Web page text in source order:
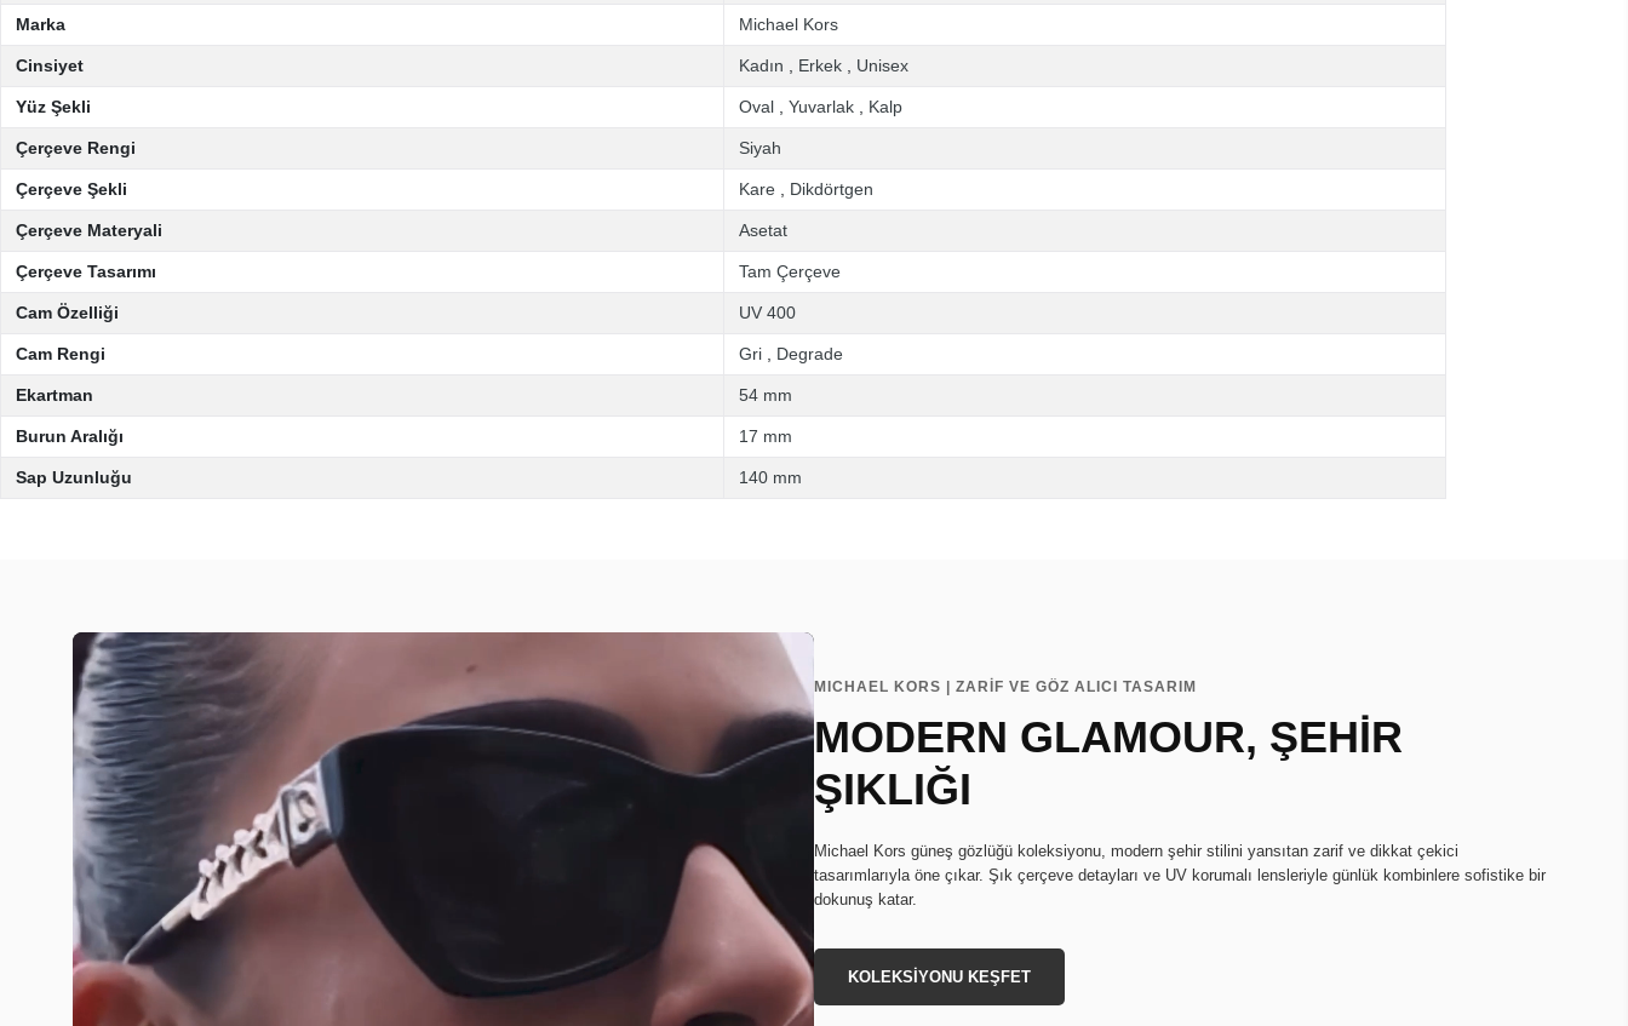
Marka Michael Kors
Cinsiyet Kadın Erkek Unisex
Yüz Şekli Oval Yuvarlak Kalp
Çerçeve Rengi Siyah
Çerçeve Şekli Kare Dikdörtgen
Çerçeve Materyali Asetat
Çerçeve Tasarımı Tam Çerçeve
Cam Özelliği UV 400
Cam Rengi Gri Degrade
Ekartman 54 mm
Burun Aralığı 17 mm
Sap Uzunluğu 140 mm
MICHAEL KORS | ZARİF VE GÖZ ALICI TASARIM
MODERN GLAMOUR, ŞEHİR
ŞIKLIĞI
Michael Kors güneş gözlüğü koleksiyonu, modern şehir stilini yansıtan zarif ve dikkat çekici
tasarımlarıyla öne çıkar. Şık çerçeve detayları ve UV korumalı lensleriyle günlük kombinlere sofistike bir
dokunuş katar.
KOLEKSİYONU KEŞFET